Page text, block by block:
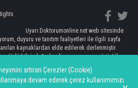
artıran Çerezler (Cookie)
devam ederek çerez kullanımımızı
Uyarı:Doktorumonline.net web sitesinde
duyuru ve tanıtım faaliyetleri ile ilgili sayfa
kaynaklardan elde edilerek derlenmiştir.
türlü bilgi, değerlendirme, yorum ve görüntüler
anlamına gelmemektedir. Burada yer alan bilgi ve
sonucunda ortaya çıkacak doğrudan ve/veya